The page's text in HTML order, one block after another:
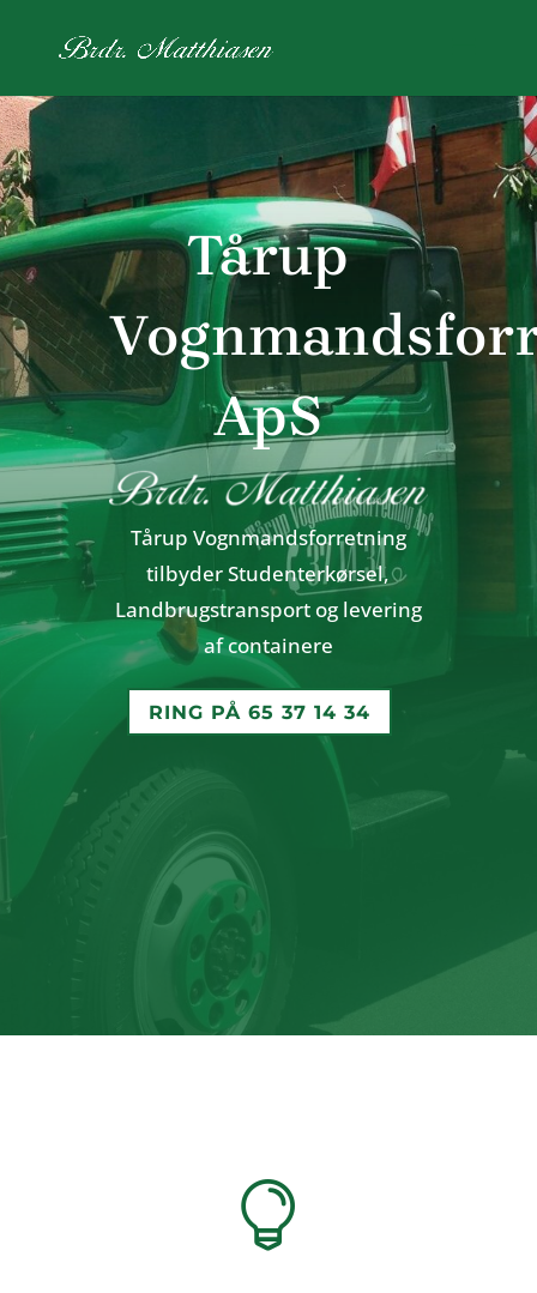
Tårup
ApS
Tårup Vognmandsforretning
tilbyder Studenterkørsel,
Landbrugstransport og levering
af containere
RING PÅ 65 37 14 34
